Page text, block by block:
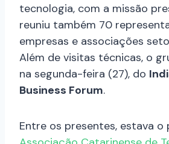
tecnologia, com a missão
reuniu também 70
empresas e associações
Além de visitas técnicas, o
na segunda-feira (27), do
Business Forum.
Entre os presentes, estava o